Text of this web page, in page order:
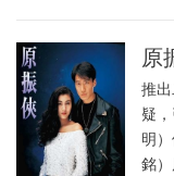
原
推
疑
明
銘